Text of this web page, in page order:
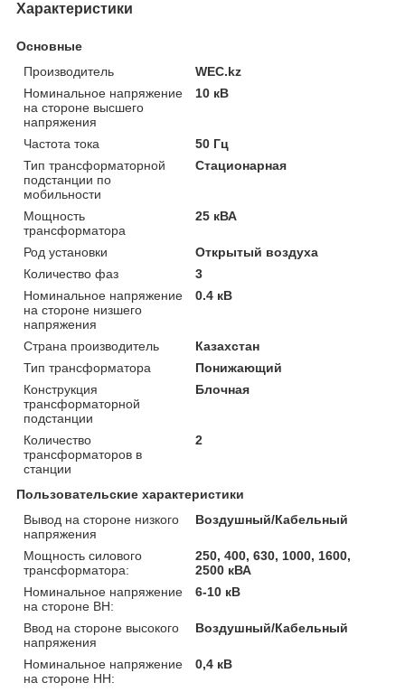
Характеристики
Основные
Производитель
WEC.kz
Номинальное напряжение
на стороне высшего
напряжения
10 кВ
Частота тока
50 Гц
Тип трансформаторной
подстанции по
мобильности
Стационарная
Мощность
трансформатора
25 кВА
Род установки
Открытый воздуха
Количество фаз
3
Номинальное напряжение
на стороне низшего
напряжения
0.4 кВ
Страна производитель
Казахстан
Тип трансформатора
Понижающий
Конструкция
трансформаторной
подстанции
Блочная
Количество
трансформаторов в
станции
2
Пользовательские характеристики
Вывод на стороне низкого
напряжения
Воздушный/Кабельный
Мощность силового
трансформатора:
250, 400, 630, 1000, 1600,
2500 кВА
Номинальное напряжение
на стороне ВН:
6-10 кВ
Ввод на стороне высокого
напряжения
Воздушный/Кабельный
Номинальное напряжение
на стороне НН:
0,4 кВ